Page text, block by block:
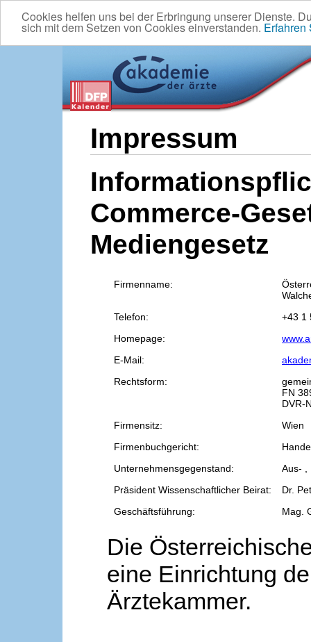
Cookies helfen uns bei der Erbringung unserer Dienste.
sich mit dem Setzen von Cookies einverstanden. Erfahren
Impressum
Commerce-
Mediengesetz
Firmenname:
Telefon:
+43 1
Homepage:
E-Mail:
Rechtsform:
FN
DVR-
Firmensitz:
Wien
Firmenbuchgericht:
Unternehmensgegenstand:
Aus- ,
Präsident Wissenschaftlicher Beirat:
Dr.
Geschäftsführung:
Mag.
Die
eine Einrichtung
Ärztekammer.